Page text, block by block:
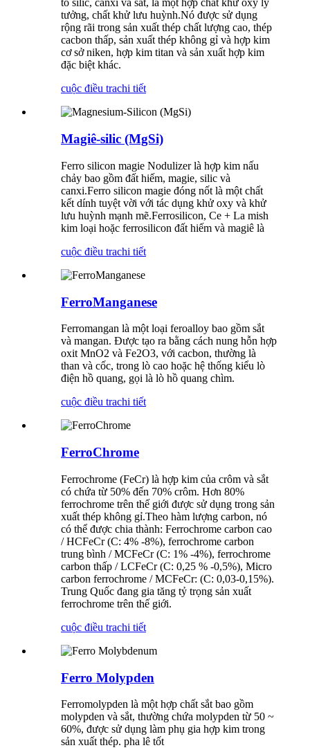
tố silic, canxi và sắt, là một hợp chất khử oxy lý
tưởng, chất khử lưu huỳnh.Nó được sử dụng
rộng rãi trong sản xuất thép chất lượng cao, thép
cacbon thấp, sản xuất thép không gỉ và hợp kim
cơ sở niken, hợp kim titan và sản xuất hợp kim
đặc biệt khác.
cuộc điều trachi tiết
Magiê-silic (MgSi)
Ferro silicon magie Nodulizer là hợp kim nấu
chảy bao gồm đất hiếm, magie, silic và
canxi.Ferro silicon magie đóng nốt là một chất
kết dính tuyệt vời với tác dụng khử oxy và khử
lưu huỳnh mạnh mẽ.Ferrosilicon, Ce + La mish
kim loại hoặc ferrosilicon đất hiếm và magiê là
cuộc điều trachi tiết
FerroManganese
Ferromangan là một loại feroalloy bao gồm sắt
và mangan. Được tạo ra bằng cách nung hỗn hợp
oxit MnO2 và Fe2O3, với cacbon, thường là
than và cốc, trong lò cao hoặc hệ thống kiểu lò
điện hồ quang, gọi là lò hồ quang chìm.
cuộc điều trachi tiết
FerroChrome
Ferrochrome (FeCr) là hợp kim của crôm và sắt
có chứa từ 50% đến 70% crôm. Hơn 80%
ferrochrome trên thế giới được sử dụng trong sản
xuất thép không gỉ.Theo hàm lượng carbon, nó
có thể được chia thành: Ferrochrome carbon cao
/ HCFeCr (C: 4% -8%), ferrochrome carbon
trung bình / MCFeCr (C: 1% -4%), ferrochrome
carbon thấp / LCFeCr (C: 0,25 % -0,5%), Micro
carbon ferrochrome / MCFeCr: (C: 0,03-0,15%).
Trung Quốc đang gia tăng tỷ trọng sản xuất
ferrochrome trên thế giới.
cuộc điều trachi tiết
Ferro Molypden
Ferromolypden là một hợp chất sắt bao gồm
molypden và sắt, thường chứa molypden từ 50 ~
60%, được sử dụng làm phụ gia hợp kim trong
sản xuất thép. pha lê tốt